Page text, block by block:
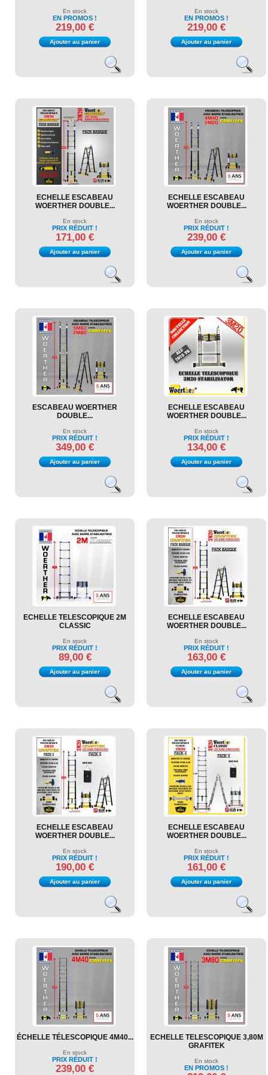
En stock
EN PROMOS !
219,00 €
Ajouter au panier
En stock
EN PROMOS !
219,00 €
Ajouter au panier
ECHELLE ESCABEAU
WOERTHER DOUBLE...
En stock
PRIX RÉDUIT !
171,00 €
Ajouter au panier
ECHELLE ESCABEAU
WOERTHER DOUBLE...
En stock
PRIX RÉDUIT !
239,00 €
Ajouter au panier
ESCABEAU WOERTHER
DOUBLE...
En stock
PRIX RÉDUIT !
349,00 €
Ajouter au panier
ECHELLE ESCABEAU
WOERTHER DOUBLE...
En stock
PRIX RÉDUIT !
134,00 €
Ajouter au panier
ECHELLE TELESCOPIQUE 2M
CLASSIC
En stock
PRIX RÉDUIT !
89,00 €
Ajouter au panier
ECHELLE ESCABEAU
WOERTHER DOUBLE...
En stock
PRIX RÉDUIT !
163,00 €
Ajouter au panier
ECHELLE ESCABEAU
WOERTHER DOUBLE...
En stock
PRIX RÉDUIT !
190,00 €
Ajouter au panier
ECHELLE ESCABEAU
WOERTHER DOUBLE...
En stock
PRIX RÉDUIT !
161,00 €
Ajouter au panier
ÉCHELLE TÉLESCOPIQUE 4M40...
En stock
PRIX RÉDUIT !
239,00 €
ECHELLE TELESCOPIQUE 3,80M
GRAFITEK
En stock
EN PROMOS !